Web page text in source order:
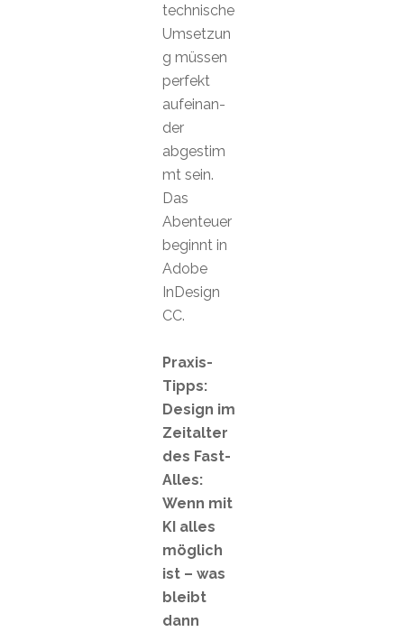
technische
Umsetzun
g müssen
perfekt
aufeinan-
der
abgestim
mt sein.
Das
Abenteuer
beginnt in
Adobe
InDesign
CC.
Praxis-
Tipps:
Design im
Zeitalter
des Fast-
Alles:
Wenn mit
KI alles
möglich
ist – was
bleibt
dann